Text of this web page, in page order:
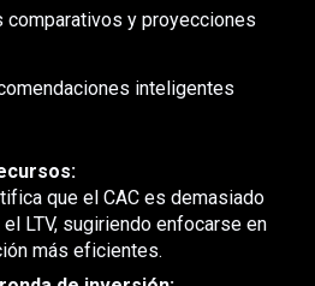
comparativos y proyecciones
inteligentes
que el CAC es demasiado
LTV, sugiriendo enfocarse en
más eficientes.